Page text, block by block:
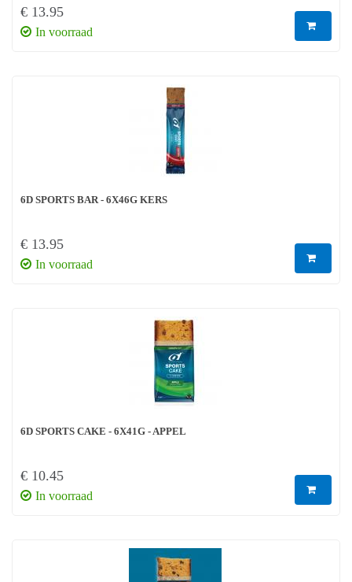
€ 13.95
In voorraad
6D SPORTS BAR - 6X46G KERS
€ 13.95
In voorraad
6D SPORTS CAKE - 6X41G - APPEL
€ 10.45
In voorraad